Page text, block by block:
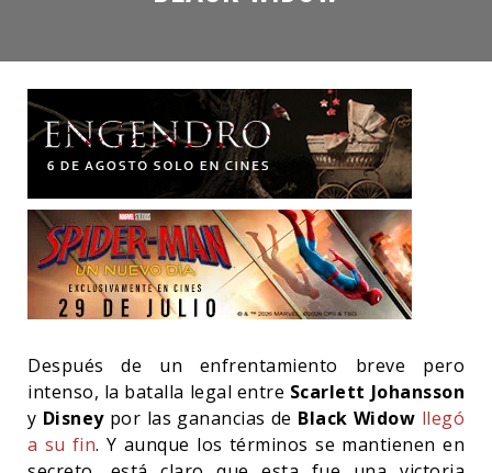
Después de un enfrentamiento breve pero
intenso, la batalla legal entre Scarlett Johansson
y Disneypor las ganancias de Black Widow llegó
a su fin. Y aunque los términos se mantienen en